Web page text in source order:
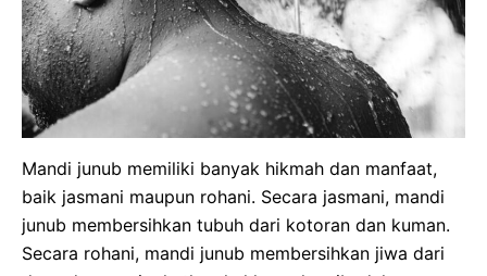
Mandi junub memiliki banyak hikmah dan manfaat,
baik jasmani maupun rohani. Secara jasmani, mandi
junub membersihkan tubuh dari kotoran dan kuman.
Secara rohani, mandi junub membersihkan jiwa dari